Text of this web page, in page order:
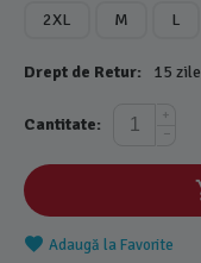
2XL
M L
Drept de Retur: 15 zile
Cantitate:
+
−
Adaugă la Favorite